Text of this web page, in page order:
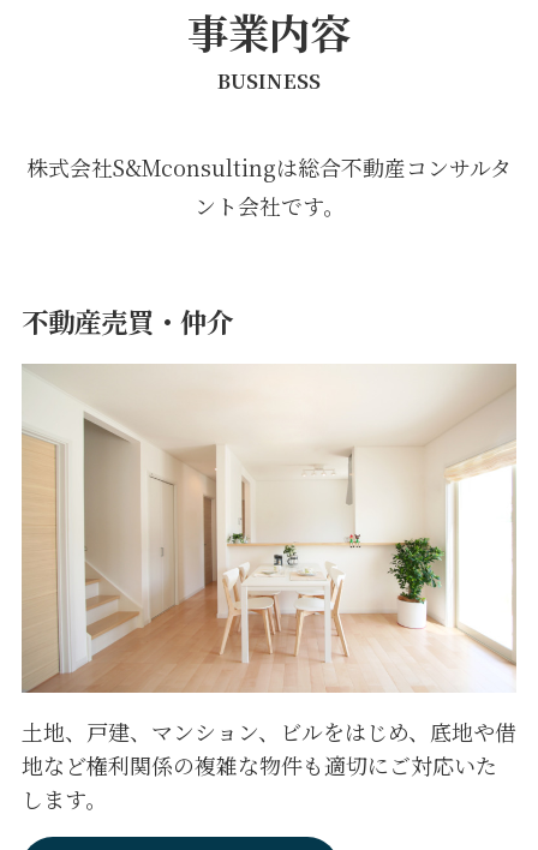
事業内容
BUSINESS
株式会社S&Mconsultingは総合不動産コンサルタ
ント会社です。
不動産売買・仲介
土地、戸建、マンション、ビルをはじめ、底地や借
地など権利関係の複雑な物件も適切にご対応いた
します。